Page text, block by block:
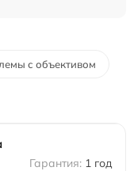
с объективом
1 год